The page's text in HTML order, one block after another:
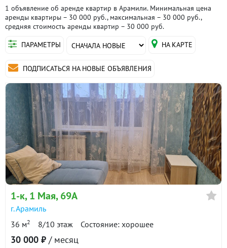
1 объявление об аренде квартир в Арамили. Минимальная цена
аренды квартиры – 30 000 руб., максимальная – 30 000 руб.,
средняя стоимость аренды квартир – 30 000 руб.
ПАРАМЕТРЫ
НА КАРТЕ
ПОДПИСАТЬСЯ НА НОВЫЕ ОБЪЯВЛЕНИЯ
1-к, 1 Мая, 69А
г. Арамиль
36 м2 8/10 этаж Состояние: хорошее
30 000 ₽ / месяц